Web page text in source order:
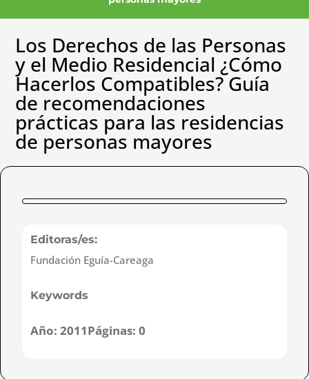
Los Derechos de las Personas
y el Medio Residencial ¿Cómo
Hacerlos Compatibles? Guía
de recomendaciones
prácticas para las residencias
de personas mayores
Editoras/es:
Fundación Eguía-Careaga
Keywords
Año: 2011Páginas: 0